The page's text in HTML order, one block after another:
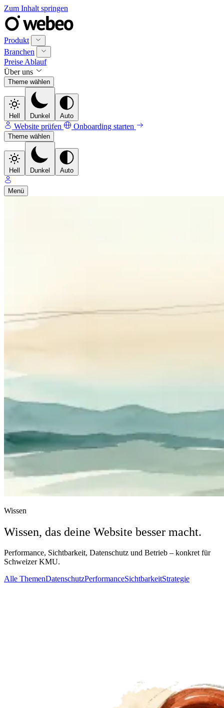
Zum Inhalt springen
Produkt
Branchen
Preise Ablauf
Über uns
Theme wählen
Hell Dunkel Auto
Website prüfen Onboarding starten
Theme wählen
Hell Dunkel Auto
Menü
Wissen
Wissen, das deine Website besser macht.
Performance, Sichtbarkeit, Datenschutz und Betrieb – konkret für
Schweizer KMU.
Alle ThemenDatenschutzPerformanceSichtbarkeitStrategie